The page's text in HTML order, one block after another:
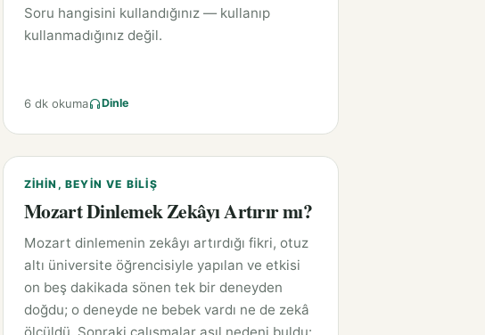
Soru hangisini kullandığınız — kullanıp
kullanmadığınız değil.
6 dk okuma Dinle
ZIHIN, BEYIN VE BILIŞ
Mozart Dinlemek Zekâyı Artırır mı?
Mozart dinlemenin zekâyı artırdığı fikri, otuz
altı üniversite öğrencisiyle yapılan ve etkisi
on beş dakikada sönen tek bir deneyden
doğdu; o deneyde ne bebek vardı ne de zekâ